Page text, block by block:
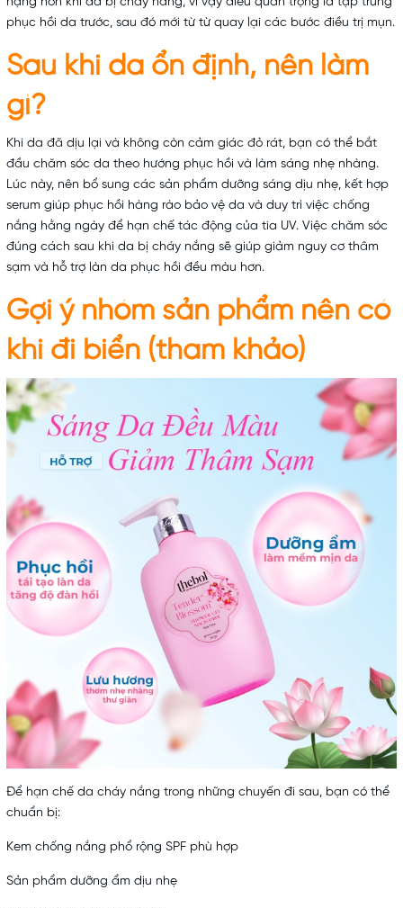
phục hồi da trước, sau đó mới từ từ quay lại các bước điều trị mụn.
Sau khi da ổn định, nên làm
gì?
Khi da đã dịu lại và không còn cảm giác đỏ rát, bạn có thể bắt
đầu chăm sóc da theo hướng phục hồi và làm sáng nhẹ nhàng.
Lúc này, nên bổ sung các sản phẩm dưỡng sáng dịu nhẹ, kết hợp
serum giúp phục hồi hàng rào bảo vệ da và duy trì việc chống
nắng hằng ngày để hạn chế tác động của tia UV. Việc chăm sóc
đúng cách sau khi da bị cháy nắng sẽ giúp giảm nguy cơ thâm
sạm và hỗ trợ làn da phục hồi đều màu hơn.
Gợi ý nhóm sản phẩm nên có
khi đi biển (tham khảo)
Để hạn chế da cháy nắng trong những chuyến đi sau, bạn có thể
chuẩn bị:
Kem chống nắng phổ rộng SPF phù hợp
Sản phẩm dưỡng ẩm dịu nhẹ